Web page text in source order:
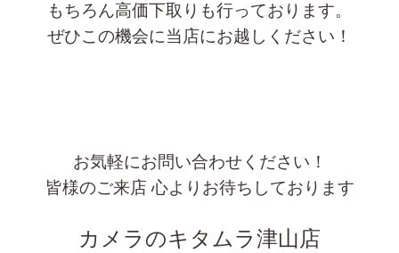
もちろん高価下取りも行っております。
ぜひこの機会に当店にお越しください！
お気軽にお問い合わせください！
皆様のご来店 心よりお待ちしております
カメラのキタムラ津山店